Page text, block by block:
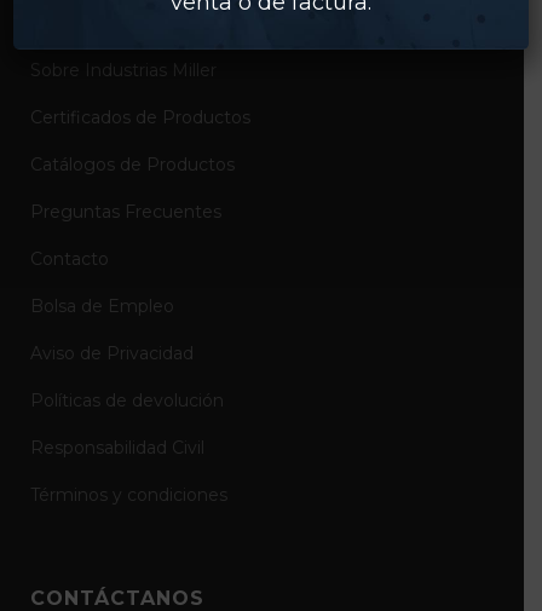
Sobre Industrias Miller
Certificados de Productos
Catálogos de Productos
Preguntas Frecuentes
Contacto
Bolsa de Empleo
Aviso de Privacidad
Políticas de devolución
Responsabilidad Civil
Términos y condiciones
CONTÁCTANOS